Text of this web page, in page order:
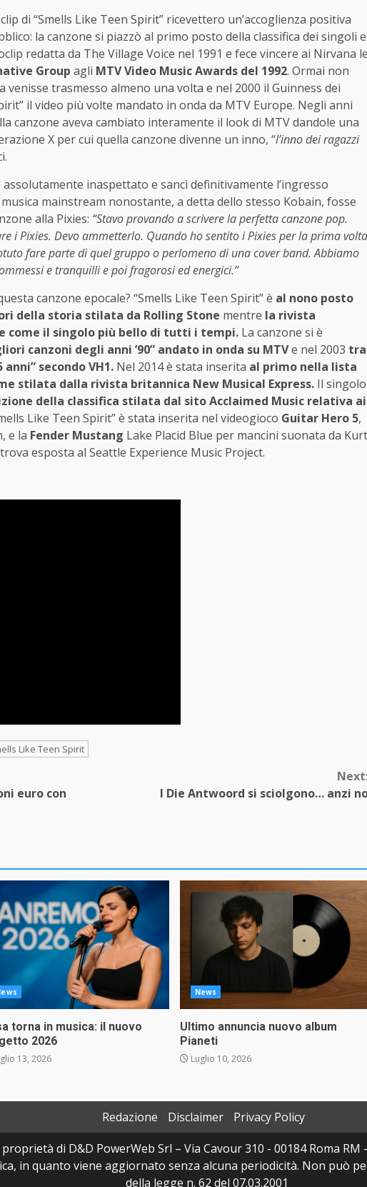
di “Smells Like Teen Spirit” ricevettero un’accoglienza positiva
la canzone si piazzò al primo posto della classifica dei singoli e
redatta da The Village Voice nel 1991 e fece vincere ai Nirvana
Group agli MTV Video Music Awards del 1992. Ormai non
venisse trasmesso almeno una volta e nel 2000 il Guinness dei
il video più volte mandato in onda da MTV Europe. Negli anni
canzone aveva cambiato interamente il look di MTV dandole una
X per cui quella canzone divenne un inno, “l’inno dei ragazzi
inaspettato e sancì definitivamente l’ingresso
mainstream nonostante, a detta dello stesso Kobain, fosse
alla Pixies: “Stavo provando a scrivere la perfetta canzone pop.
i Pixies. Devo ammetterlo. Quando ho sentito i Pixies per la prima volta
fare parte di quel gruppo o perlomeno di una cover band. Abbiamo
e tranquilli e poi fragorosi ed energici.”
canzone epocale? “Smells Like Teen Spirit” è al nono posto
della storia stilata da Rolling Stone mentre la rivista
come il singolo più bello di tutti i tempi. La canzone si è
canzoni degli anni ’90” andato in onda su MTVe nel 2003 tra
secondo VH1. Nel 2014 è stata inserita al primo nella lista
stilata dalla rivista britannica New Musical Express. Il singolo
della classifica stilata dal sito Acclaimed Music relativa ai
Like Teen Spirit” è stata inserita nel videogioco Guitar Hero 5,
e la Fender Mustang Lake Placid Blue per mancini suonata da Kurt
esposta al Seattle Experience Music Project.
Like Teen Spirit
euro con
I Die Antwoord si sciolgono… anzi
torna in musica: il nuovo
2026
13, 2026
News
Ultimo annuncia nuovo album
Pianeti
Luglio 10, 2026
Redazione Disclaimer
Privacy Policy
di D&D PowerWeb Srl – Via Cavour 310 - 00184 Roma RM
in quanto viene aggiornato senza alcuna periodicità. Non può
della legge n. 62 del 07.03.2001